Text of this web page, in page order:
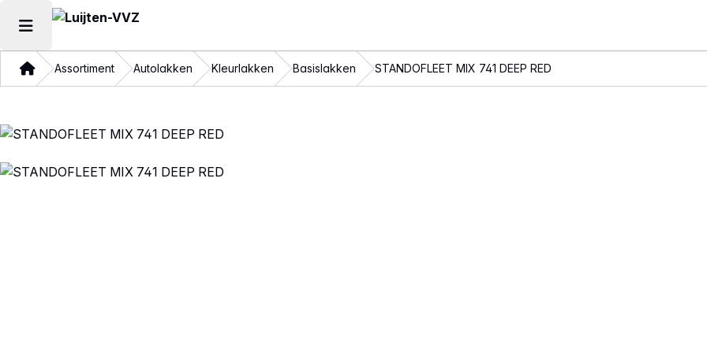
Hoofdmenu openen
ThuisAssortiment Autolakken Kleurlakken Basislakken STANDOFLEET MIX 741 DEEP RED